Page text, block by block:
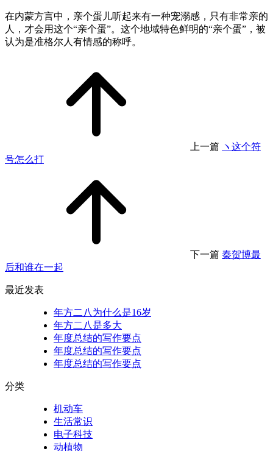
在内蒙方言中，亲个蛋儿听起来有一种宠溺感，只有非常亲的
人，才会用这个“亲个蛋”。这个地域特色鲜明的“亲个蛋”，被
认为是准格尔人有情感的称呼。
上一篇 ヽ这个符
号怎么打
下一篇 秦贺博最
后和谁在一起
最近发表
年方二八为什么是16岁
年方二八是多大
年度总结的写作要点
年度总结的写作要点
年度总结的写作要点
分类
机动车
生活常识
电子科技
动植物